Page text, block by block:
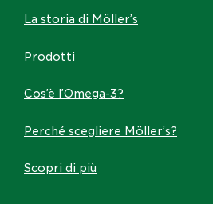
La storia di Möller’s
Prodotti
Cos’è l’Omega-3?
Perché scegliere Möller’s?
Scopri di più